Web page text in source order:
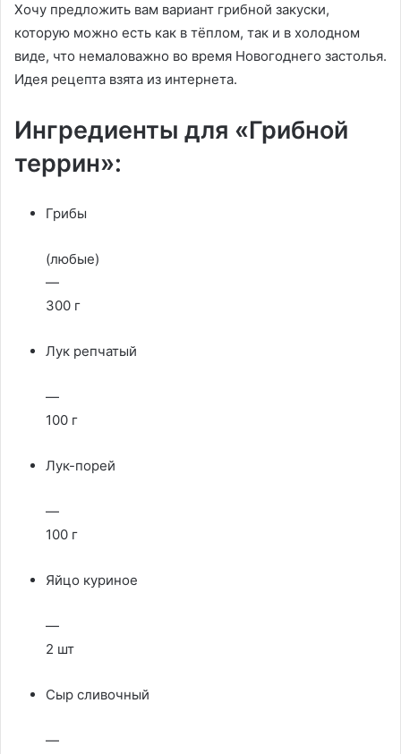
Хочу предложить вам вариант грибной закуски,
которую можно есть как в тёплом, так и в холодном
виде, что немаловажно во время Новогоднего застолья.
Идея рецепта взята из интернета.
Ингредиенты для «Грибной
террин»:
Грибы
(любые)
—
300 г
Лук репчатый
—
100 г
Лук-порей
—
100 г
Яйцо куриное
—
2 шт
Сыр сливочный
—